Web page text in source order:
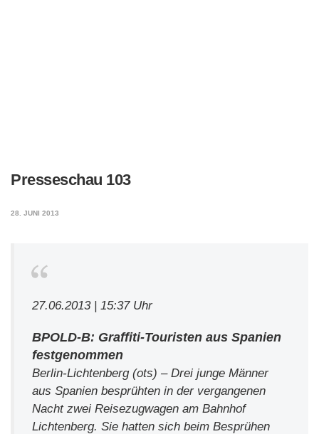
Presseschau 103
28. JUNI 2013
27.06.2013 | 15:37 Uhr
BPOLD-B: Graffiti-Touristen aus Spanien
festgenommen
Berlin-Lichtenberg (ots) – Drei junge Männer
aus Spanien besprühten in der vergangenen
Nacht zwei Reisezugwagen am Bahnhof
Lichtenberg. Sie hatten sich beim Besprühen